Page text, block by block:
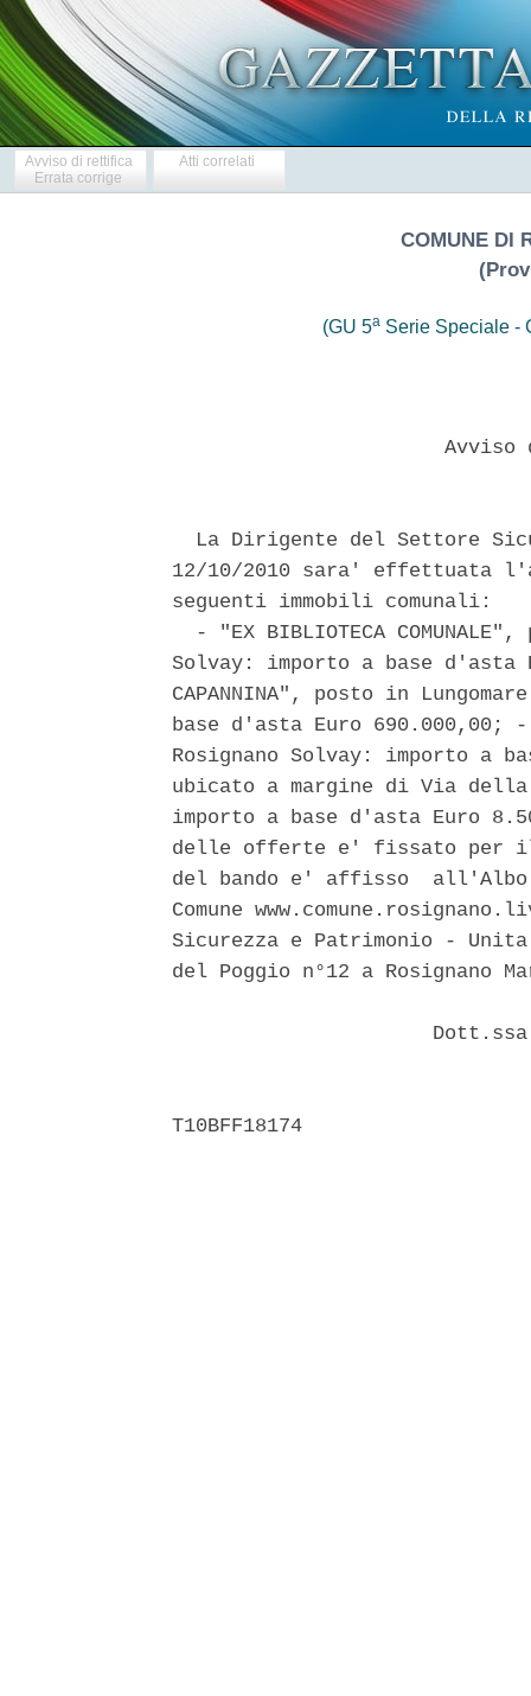
Avviso di rettifica
Errata corrige
Atti correlati
COMUNE DI
(GU 5a Serie Speciale -
La Dirigente del Settore
12/10/2010 sara' effettuata
seguenti immobili comunali:
- "EX BIBLIOTECA COMUNALE",
Solvay: importo a base d'asta
CAPANNINA", posto in
base d'asta Euro
Rosignano Solvay: importo a
ubicato a margine di Via
importo a base d'asta Euro
delle offerte e' fissato per
del bando e' affisso
Comune
Sicurezza e Patrimonio -
del Poggio n°12 a Rosignano